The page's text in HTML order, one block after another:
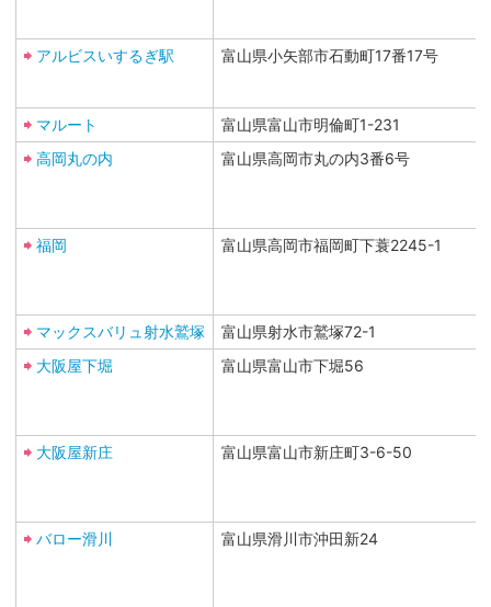
アルビスいするぎ駅 富山県小矢部市石動町17番17号
マルート
富山県富山市明倫町1-231
高岡丸の内
富山県高岡市丸の内3番6号
福岡 富山県高岡市福岡町下蓑2245-1
マックスバリュ射水鷲塚
富山県射水市鷲塚72-1
大阪屋下堀
富山県富山市下堀56
大阪屋新庄 富山県富山市新庄町3-6-50
バロー滑川 富山県滑川市沖田新24